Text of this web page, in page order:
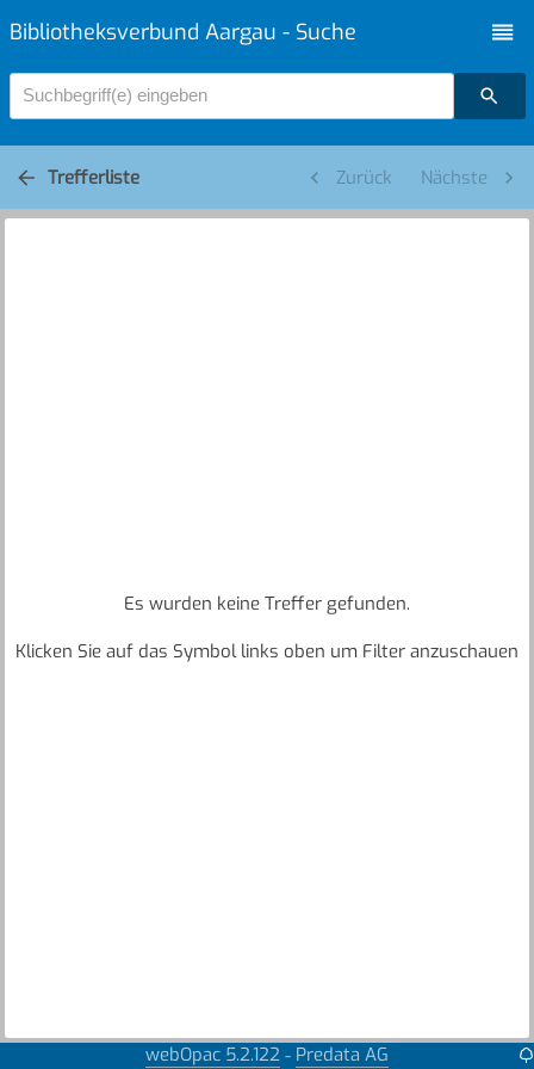
Bibliotheksverbund Aargau - Suche
Suchbegriff(e) eingeben
Trefferliste Zurück Nächste
Es wurden keine Treffer gefunden.
Klicken Sie auf das Symbol links oben um Filter anzuschauen
webOpac 5.2.122 - Predata AG